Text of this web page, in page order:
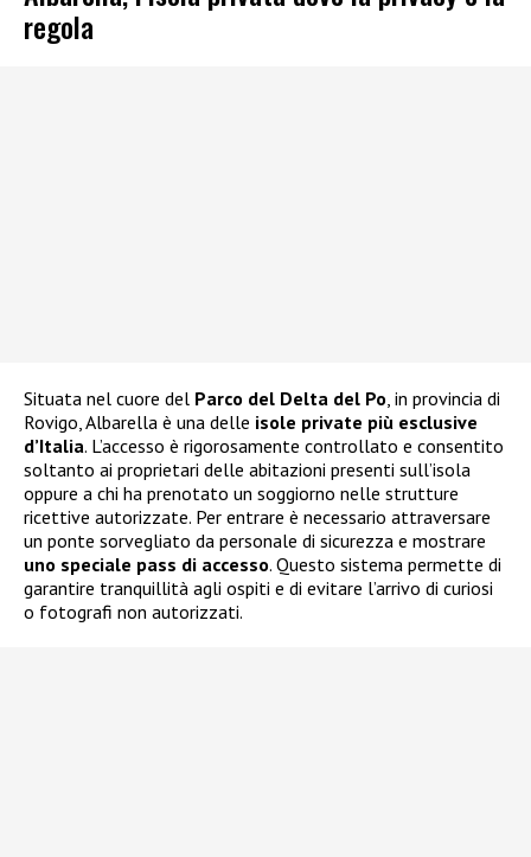
regola
Situata nel cuore del Parco del Delta del Po, in provincia di
Rovigo, Albarella è una delle isole private più esclusive
d’Italia. L’accesso è rigorosamente controllato e consentito
soltanto ai proprietari delle abitazioni presenti sull’isola
oppure a chi ha prenotato un soggiorno nelle strutture
ricettive autorizzate. Per entrare è necessario attraversare
un ponte sorvegliato da personale di sicurezza e mostrare
uno speciale pass di accesso. Questo sistema permette di
garantire tranquillità agli ospiti e di evitare l’arrivo di curiosi
o fotografi non autorizzati.